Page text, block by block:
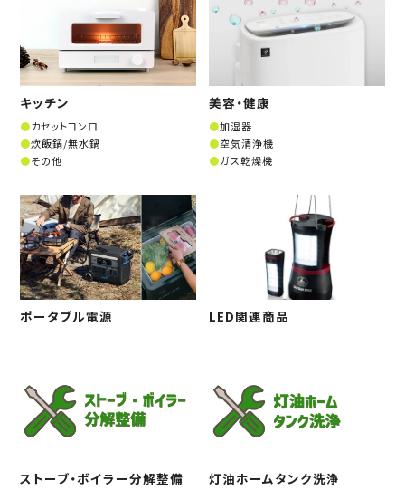
キッチン
カセットコンロ
炊飯鍋/無水鍋
その他
美容・健康
加湿器
空気清浄機
ガス乾燥機
ポータブル電源 LED関連商品
ストーブ・ボイラー分解整備 灯油ホームタンク洗浄